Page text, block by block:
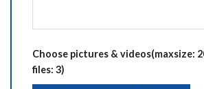
Choose pictures & videos(maxsize:
files: 3)